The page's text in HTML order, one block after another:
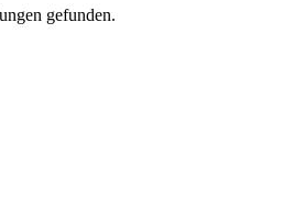
gefunden.